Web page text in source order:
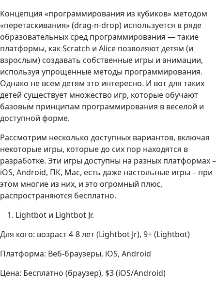
Концепция «программирования из кубиков» методом
«перетаскивания» (drag-n-drop) используется в ряде
образовательных сред программирования —такие
платформы, как Scratch и Alice позволяют детям (и
взрослым) создавать собственные игры и анимации,
используя упрощенные методы программирования.
Однако не всем детям это интересно. И вот для таких
детей существует множество игр, которые обучают
базовым принципам программирования в веселой и
доступной форме.
Рассмотрим несколько доступных вариантов, включая
некоторые игры, которые до сих пор находятся в
разработке. Эти игры доступны на разных платформах –
iOS, Android, ПК, Mac, есть даже настольные игры – при
этом многие из них, и это огромный плюс,
распространяются бесплатно.
Lightbot и Lightbot Jr.
Для кого: возраст 4-8 лет (Lightbot Jr), 9+ (Lightbot)
Платформа: Веб-браузеры, iOS, Android
Цена: Бесплатно (браузер), $3 (iOS/Android)